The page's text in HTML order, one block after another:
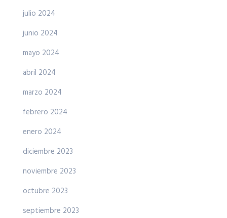
julio 2024
junio 2024
mayo 2024
abril 2024
marzo 2024
febrero 2024
enero 2024
diciembre 2023
noviembre 2023
octubre 2023
septiembre 2023